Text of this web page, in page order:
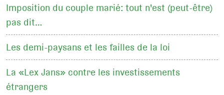
Imposition du couple marié: tout n'est (peut-être)
pas dit…
Les demi-paysans et les failles de la loi
La «Lex Jans» contre les investissements
étrangers